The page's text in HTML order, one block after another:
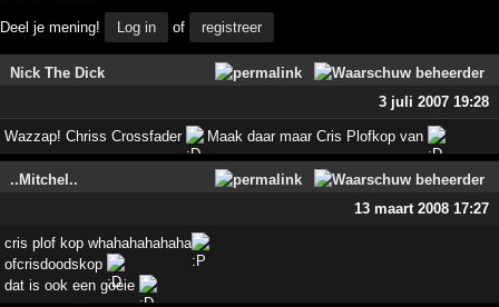
Deel je mening! Log in of registreer
Nick The Dick
3 juli 2007 19:28
Wazzap! Chriss Crossfader Maak daar maar Cris Plofkop van
..Mitchel..
13 maart 2008 17:27
cris plof kop whahahahahaha
ofcrisdoodskop
dat is ook een goeie